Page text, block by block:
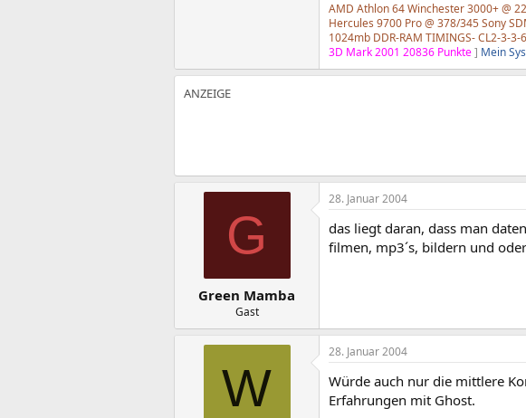
AMD Athlon 64 Winchester 3000+ @
Hercules 9700 Pro @ 378/345 Sony
1024mb DDR-RAM TIMINGS- CL2-3-3-6
3D Mark 2001 20836 Punkte] Mein
G
Green Mamba
Gast
28. Januar 2004
das liegt daran, dass man
filmen, mp3´s, bildern und
W
28. Januar 2004
Würde auch nur die mittlere
Erfahrungen mit Ghost.